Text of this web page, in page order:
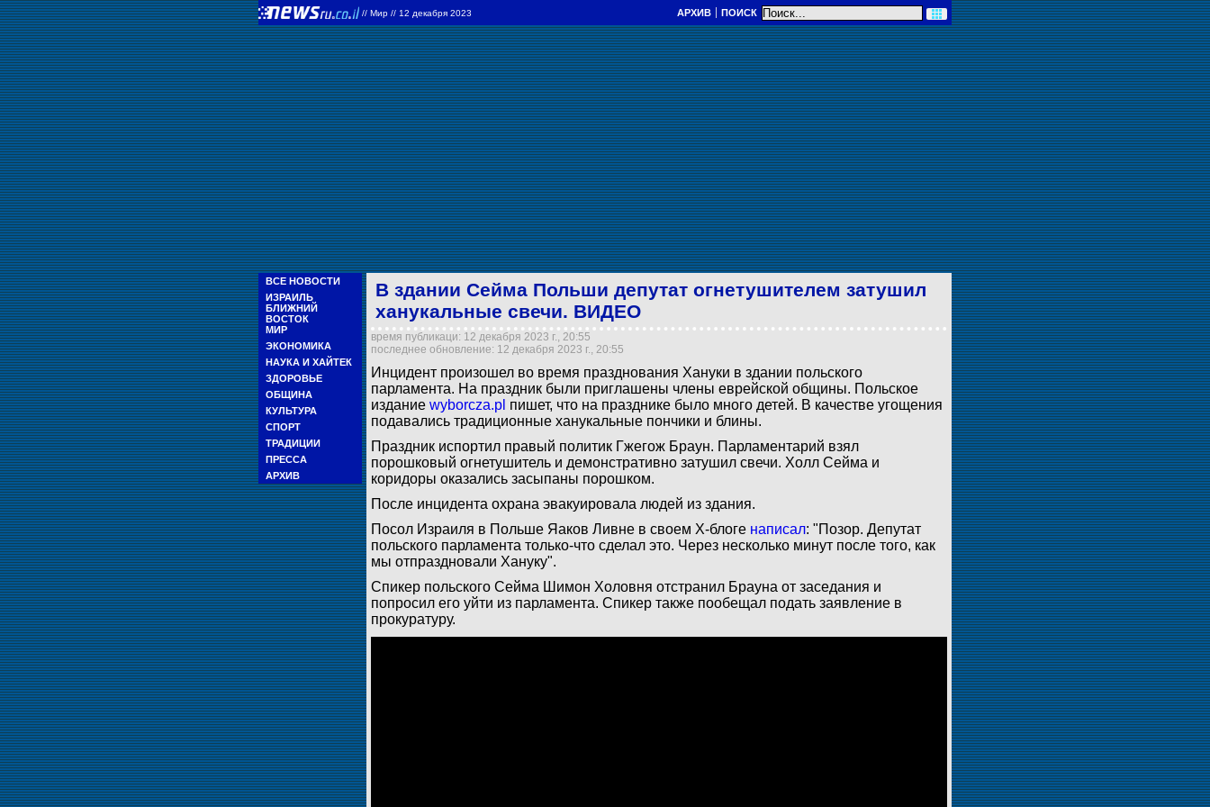
// Мир // 12 декабря 2023 АРХИВ ПОИСК
ВСЕ НОВОСТИ
ИЗРАИЛЬ
БЛИЖНИЙ
ВОСТОК
МИР
ЭКОНОМИКА
НАУКА И ХАЙТЕК
ЗДОРОВЬЕ
ОБЩИНА
КУЛЬТУРА
СПОРТ
ТРАДИЦИИ
ПРЕССА
АРХИВ
В здании Сейма Польши депутат огнетушителем затушил
ханукальные свечи. ВИДЕО
время публикаци: 12 декабря 2023 г., 20:55
последнее обновление: 12 декабря 2023 г., 20:55
Инцидент произошел во время празднования Хануки в здании польского
парламента. На праздник были приглашены члены еврейской общины. Польское
издание wyborcza.pl пишет, что на празднике было много детей. В качестве угощения
подавались традиционные ханукальные пончики и блины.
Праздник испортил правый политик Гжегож Браун. Парламентарий взял
порошковый огнетушитель и демонстративно затушил свечи. Холл Сейма и
коридоры оказались засыпаны порошком.
После инцидента охрана эвакуировала людей из здания.
Посол Израиля в Польше Яаков Ливне в своем X-блоге написал: "Позор. Депутат
польского парламента только-что сделал это. Через несколько минут после того, как
мы отпраздновали Хануку".
Спикер польского Сейма Шимон Холовня отстранил Брауна от заседания и
попросил его уйти из парламента. Спикер также пообещал подать заявление в
прокуратуру.